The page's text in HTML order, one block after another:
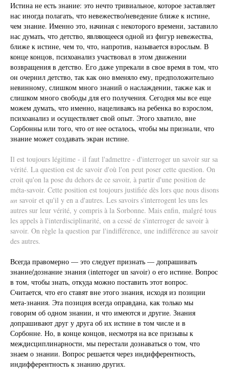
Истина не есть знание: это нечто тривиальное, которое заставляет
нас иногда полагать, что невежество/неведение ближе к истине,
чем знание. Именно это, начиная с некоторого времени, заставило
нас думать, что детство, являющееся одной из фигур невежества,
ближе к истине, чем то, что, напротив, называется взрослым. В
конце концов, психоанализ участвовал в этом движении
возвращения в детство. Его даже упрекали в свое время в том, что
он очернил детство, так как оно вменяло ему, предположительно
невинному, слишком много знаний о наслаждении, также как и
слишком много свободы для его получения. Сегодня мы все еще
можем думать, что именно, нацеливаясь на ребенка во взрослом,
психоанализ и осуществляет свой опыт. Этого хватило, вне
Сорбонны или того, что от нее осталось, чтобы мы признали, что
знание может создавать экран истине.
Il est toujours légitime - il faut l'admettre - d'interroger un savoir sur sa
vérité. La question est de savoir d'où l'on peut poser cette question. On
croit qu'on la pose du dehors de ce savoir, à partir d'une position de
méta-savoir. Cette position est toujours justifiée dès lors que nous disons
un savoir et qu'il y en a d'autres. Les savoirs s'interrogent les uns les
autres sur leur vérité, y compris à la Sorbonne. Mais enfin, malgré tous
les appels à l'interdisciplinarité, on a cessé de s'interroger de savoir à
savoir. On règle la question par l'indifférence, une indifférence au savoir
des autres.
Всегда правомерно — это следует признать — допрашивать
знание/дознание знания (interroger un savoir) о его истине. Вопрос
в том, чтобы знать, откуда можно поставить этот вопрос.
Считается, что его ставят вне этого знания, исходя из позиции
мета-знания. Эта позиция всегда оправдана, как только мы
говорим об одном знании, и что имеются и другие. Знания
допрашивают друг у друга об их истине в том числе и в
Сорбонне. Но, в конце концов, несмотря на все призывы к
междисциплинарности, мы перестали дознаваться о том, что
знаем о знании. Вопрос решается через индифферентность,
индифферентность к знанию других.